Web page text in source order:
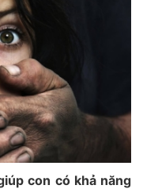
con có khả năng